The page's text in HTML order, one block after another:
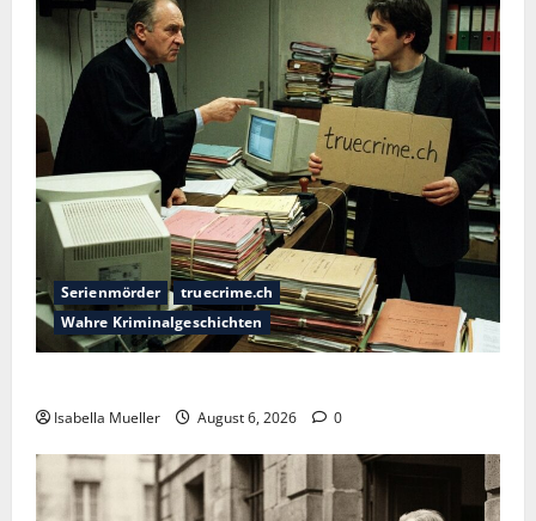
Serienmörder
truecrime.ch
Wahre Kriminalgeschichten
Isabella Mueller August 6, 2026 0